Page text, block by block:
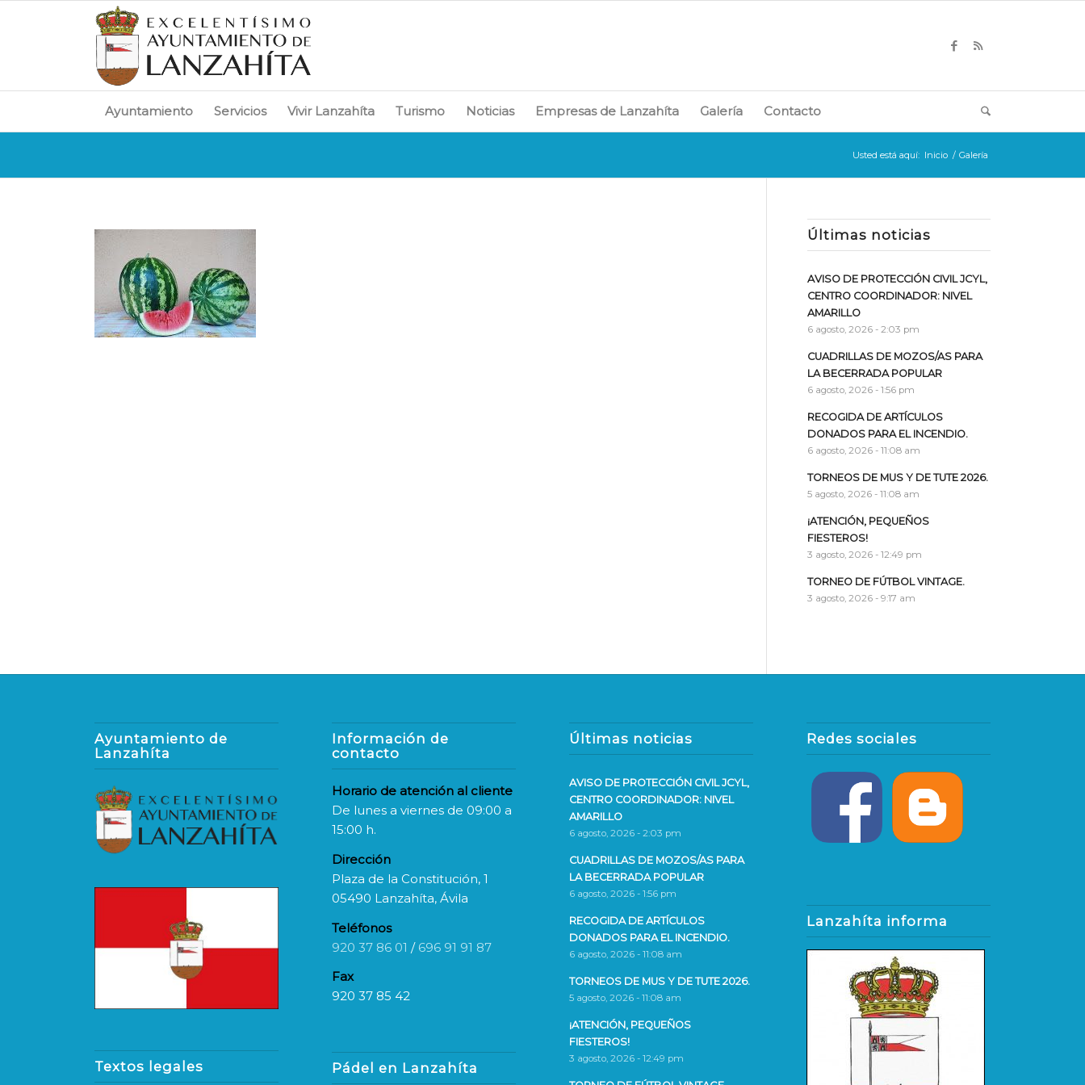
Ayuntamiento Servicios Vivir Lanzahíta Turismo Noticias Empresas de Lanzahíta Galería Contacto
Usted está aquí: Inicio / Galería
Últimas noticias
AVISO DE PROTECCIÓN CIVIL JCYL,
CENTRO COORDINADOR: NIVEL
AMARILLO
6 agosto, 2026 - 2:03 pm
CUADRILLAS DE MOZOS/AS PARA
LA BECERRADA POPULAR
6 agosto, 2026 - 1:56 pm
RECOGIDA DE ARTÍCULOS
DONADOS PARA EL INCENDIO.
6 agosto, 2026 - 11:08 am
TORNEOS DE MUS Y DE TUTE 2026.
5 agosto, 2026 - 11:08 am
¡ATENCIÓN, PEQUEÑOS
FIESTEROS!
3 agosto, 2026 - 12:49 pm
TORNEO DE FÚTBOL VINTAGE.
3 agosto, 2026 - 9:17 am
Ayuntamiento de
Lanzahíta
Textos legales
Información de
contacto
Horario de atención al cliente
De lunes a viernes de 09:00 a
15:00 h.
Dirección
Plaza de la Constitución, 1
05490 Lanzahíta, Ávila
Teléfonos
920 37 86 01 / 696 91 91 87
Fax
920 37 85 42
Pádel en Lanzahíta
Últimas noticias
AVISO DE PROTECCIÓN CIVIL JCYL,
CENTRO COORDINADOR: NIVEL
AMARILLO
6 agosto, 2026 - 2:03 pm
CUADRILLAS DE MOZOS/AS PARA
LA BECERRADA POPULAR
6 agosto, 2026 - 1:56 pm
RECOGIDA DE ARTÍCULOS
DONADOS PARA EL INCENDIO.
6 agosto, 2026 - 11:08 am
TORNEOS DE MUS Y DE TUTE 2026.
5 agosto, 2026 - 11:08 am
¡ATENCIÓN, PEQUEÑOS
FIESTEROS!
3 agosto, 2026 - 12:49 pm
Redes sociales
Lanzahíta informa